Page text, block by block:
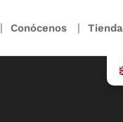
Conócenos Tienda